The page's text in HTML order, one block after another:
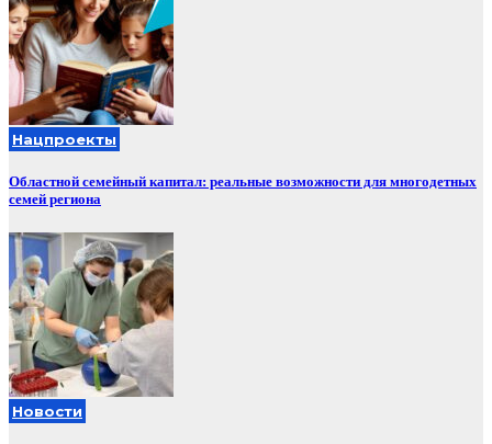
Нацпроекты
Областной семейный капитал: реальные возможности для многодетных
семей региона
Новости